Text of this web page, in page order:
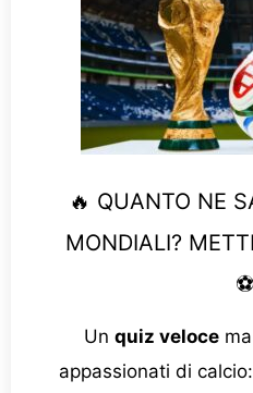
🔥 QUANTO NE
MONDIALI?
⚽
Un quiz velocema
appassionati di calcio: